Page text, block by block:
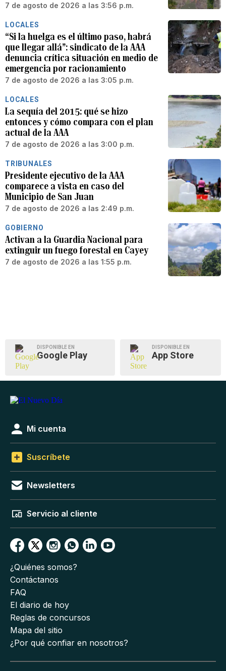
7 de agosto de 2026 a las 3:56 p.m.
LOCALES
“Si la huelga es el último paso, habrá
que llegar allá”: sindicato de la AAA
denuncia crítica situación en medio de
emergencia por racionamiento
7 de agosto de 2026 a las 3:05 p.m.
LOCALES
La sequía del 2015: qué se hizo
entonces y cómo compara con el plan
actual de la AAA
7 de agosto de 2026 a las 3:00 p.m.
TRIBUNALES
Presidente ejecutivo de la AAA
comparece a vista en caso del
Municipio de San Juan
7 de agosto de 2026 a las 2:49 p.m.
GOBIERNO
Activan a la Guardia Nacional para
extinguir un fuego forestal en Cayey
7 de agosto de 2026 a las 1:55 p.m.
DISPONIBLE EN
Google Play
DISPONIBLE EN
App Store
Mi cuenta
Suscríbete
Newsletters
Servicio al cliente
¿Quiénes somos?
Contáctanos
FAQ
El diario de hoy
Reglas de concursos
Mapa del sitio
¿Por qué confiar en nosotros?